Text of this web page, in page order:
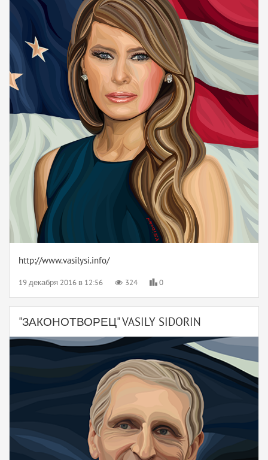
http://www.vasilysi.info/
19 декабря 2016 в 12:56 324 0
"ЗАКОНОТВОРЕЦ" VASILY SIDORIN